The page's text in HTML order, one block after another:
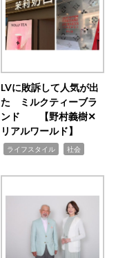
LVに敗訴して人気が出
た ミルクティーブラ
ンド 【野村義樹✕
リアルワールド】
ライフスタイル 社会